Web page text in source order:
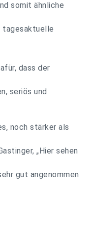
somit ähnliche
tagesaktuelle
dass der
seriös und
noch stärker als
„Hier sehen
gut angenommen